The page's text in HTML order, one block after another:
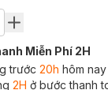
Miễn Phí 2H
trước 20h hôm
2H ở bước thanh